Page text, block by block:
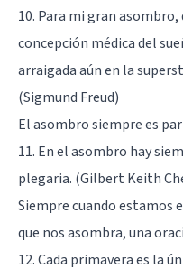
10. Para mi gran asombro,
concepción médica del
arraigada aún en la
(Sigmund Freud)
El asombro siempre es
11. En el asombro hay
plegaria. (Gilbert Keith
Siempre cuando estamos
que nos asombra, una
12. Cada primavera es la